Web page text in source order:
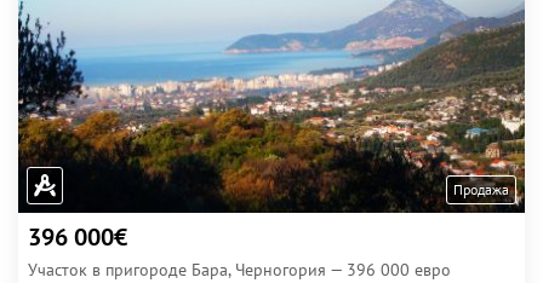
Продажа
396 000€
Участок в пригороде Бара, Черногория — 396 000 евро